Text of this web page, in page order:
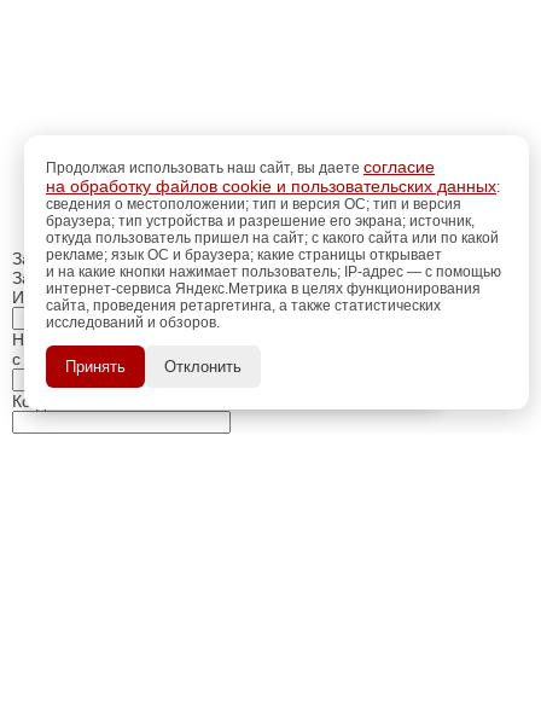
Продолжая использовать наш сайт, вы даете согласие
на обработку файлов cookie и пользовательских данных:
сведения о местоположении; тип и версия ОС; тип и версия
браузера; тип устройства и разрешение его экрана; источник,
откуда пользователь пришел на сайт; с какого сайта или по какой
рекламе; язык ОС и браузера; какие страницы открывает
и на какие кнопки нажимает пользователь; IP-адрес — с помощью
интернет-сервиса Яндекс.Метрика в целях функционирования
сайта, проведения ретаргетинга, а также статистических
исследований и обзоров.
Принять Отклонить
Закрыть
Заказ обратного звонка
Имя Отчество:
Номер телефона:
с кодом города
Когда позвонить?
Пройдитерегистрацию
использования
дополнительных возможностей